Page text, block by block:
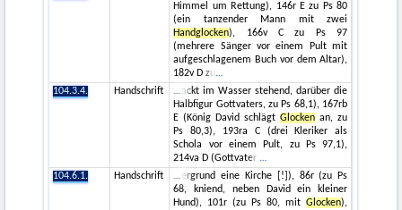
Himmel um Rettung), 146r E zu Ps 80
(ein tanzender Mann mit zwei
Handglocken), 166v C zu Ps 97
(mehrere Sänger vor einem Pult mit
aufgeschlagenem Buch vor dem Altar),
182v D zu
104.3.4.
Handschrift
ackt im Wasser stehend, darüber die
Halbfigur Gottvaters, zu Ps 68,1), 167rb
E (König David schlägtGlocken an, zu
Ps 80,3), 193ra C (drei Kleriker als
Schola vor einem Pult, zu Ps 97,1),
214va D (Gottvater
104.6.1.
Handschrift
ergrund eine Kirche [!]), 86r (zu Ps
68, kniend, neben David ein kleiner
Hund), 101r (zu Ps 80, mitGlocken),